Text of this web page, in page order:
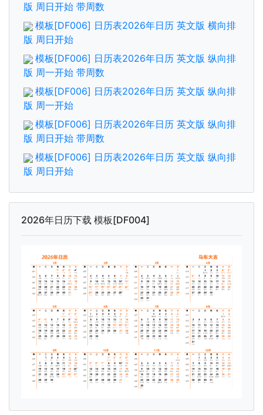
版 周日开始 带周数
模板[DF006] 日历表2026年日历 英文版 横向排
版 周日开始
模板[DF006] 日历表2026年日历 英文版 纵向排
版 周一开始 带周数
模板[DF006] 日历表2026年日历 英文版 纵向排
版 周一开始
模板[DF006] 日历表2026年日历 英文版 纵向排
版 周日开始 带周数
模板[DF006] 日历表2026年日历 英文版 纵向排
版 周日开始
2026年日历下载 模板[DF004]